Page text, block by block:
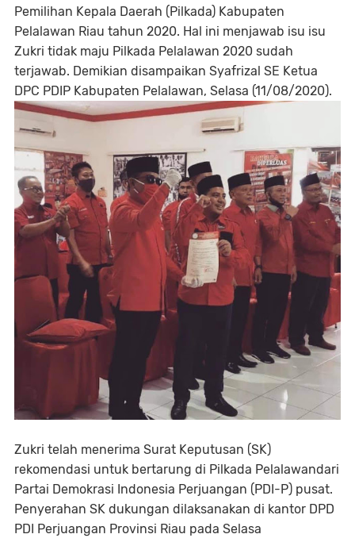
Pemilihan Kepala Daerah (Pilkada) Kabupaten
Pelalawan Riau tahun 2020. Hal ini menjawab isu isu
Zukri tidak maju Pilkada Pelalawan 2020 sudah
terjawab. Demikian disampaikan Syafrizal SE Ketua
DPC PDIP Kabupaten Pelalawan, Selasa (11/08/2020).
Zukri telah menerima Surat Keputusan (SK)
rekomendasi untuk bertarung di Pilkada Pelalawandari
Partai Demokrasi Indonesia Perjuangan (PDI-P) pusat.
Penyerahan SK dukungan dilaksanakan di kantor DPD
PDI Perjuangan Provinsi Riau pada Selasa